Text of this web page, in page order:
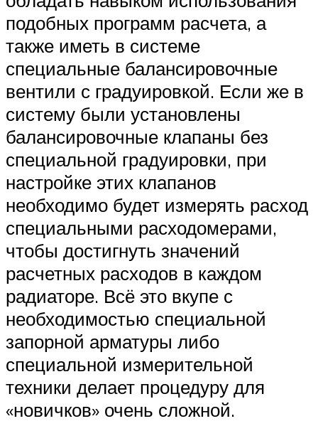
подобных программ расчета, а
также иметь в системе
специальные балансировочные
вентили с градуировкой. Если же в
систему были установлены
балансировочные клапаны без
специальной градуировки, при
настройке этих клапанов
необходимо будет измерять расход
специальными расходомерами,
чтобы достигнуть значений
расчетных расходов в каждом
радиаторе. Всё это вкупе с
необходимостью специальной
запорной арматуры либо
специальной измерительной
техники делает процедуру для
«новичков» очень сложной.